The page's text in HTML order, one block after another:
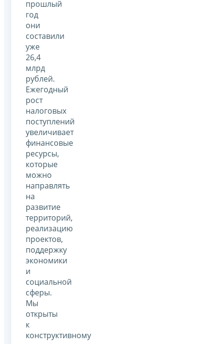
прошлый
год
они
составили
уже
26,4
млрд
рублей.
Ежегодный
рост
налоговых
поступлений
увеличивает
финансовые
ресурсы,
которые
можно
направлять
на
развитие
территорий,
реализацию
проектов,
поддержку
экономики
и
социальной
сферы.
Мы
открыты
к
конструктивному